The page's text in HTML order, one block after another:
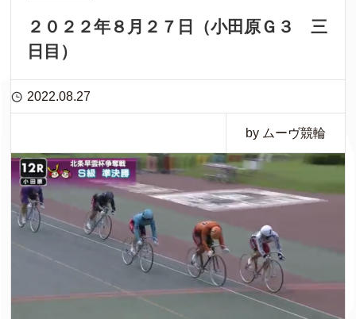
２０２２年８月２７日（小田原Ｇ３ 三
日目）
2022.08.27
by ムーヴ競輪